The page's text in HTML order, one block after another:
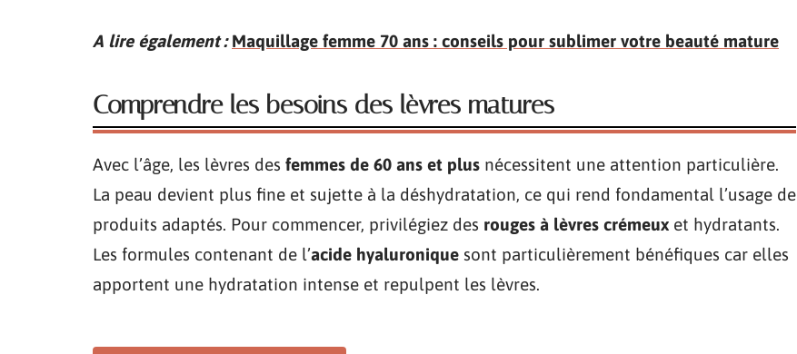
A lire également : Maquillage femme 70 ans : conseils pour sublimer votre beauté mature
Comprendre les besoins des lèvres matures
Avec l’âge, les lèvres des femmes de 60 ans et plus nécessitent une attention particulière.
La peau devient plus fine et sujette à la déshydratation, ce qui rend fondamental l’usage de
produits adaptés. Pour commencer, privilégiez des rouges à lèvres crémeux et hydratants.
Les formules contenant de l’acide hyaluronique sont particulièrement bénéfiques car elles
apportent une hydratation intense et repulpent les lèvres.